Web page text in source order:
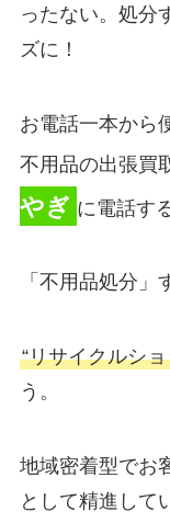
ったない。処分
ズに！
お電話一本から
不用品の出張買
やぎ に電話す
「不用品処分」
“リサイクルシ
う。
地域密着型でお
として精進して